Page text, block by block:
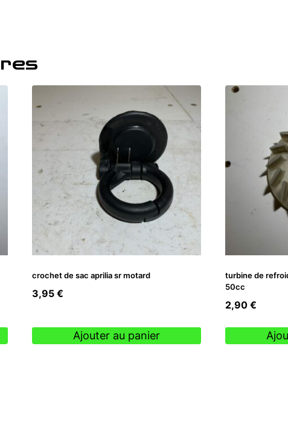
crochet de sac aprilia sr motard
3,95 €
Ajouter au panier
turbine de
50cc
2,90 €